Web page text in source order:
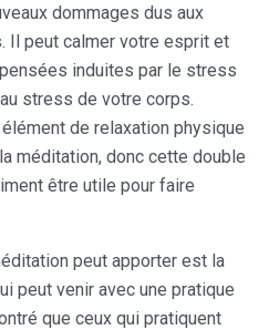
dommages dus aux
peut calmer votre esprit et
induites par le stress
stress de votre corps.
de relaxation physique
méditation, donc cette double
être utile pour faire
peut apporter est la
peut venir avec une pratique
que ceux qui pratiquent